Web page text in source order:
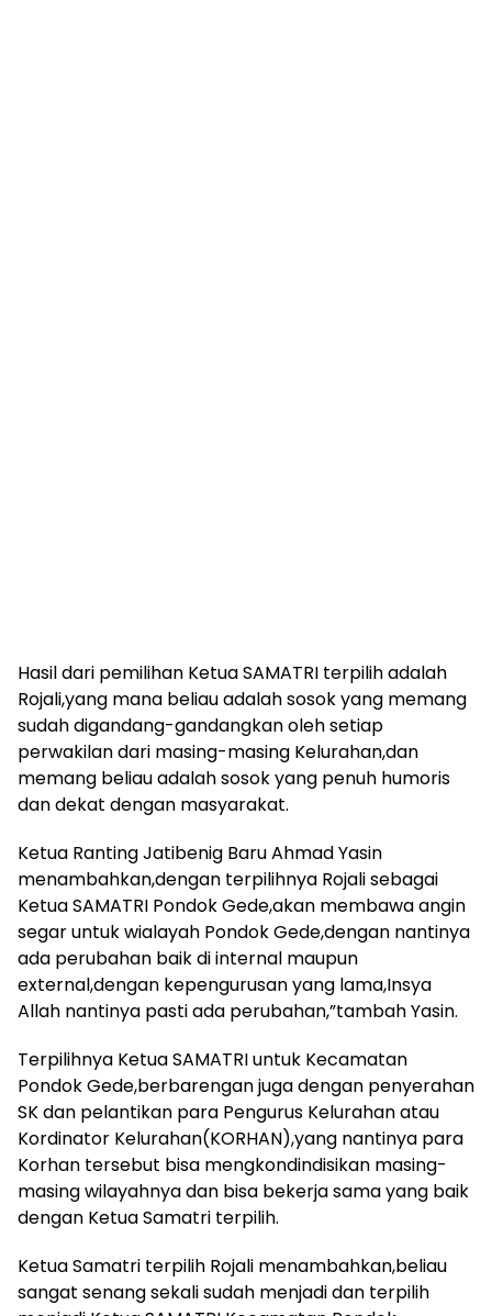
Hasil dari pemilihan Ketua SAMATRI terpilih adalah
Rojali,yang mana beliau adalah sosok yang memang
sudah digandang-gandangkan oleh setiap
perwakilan dari masing-masing Kelurahan,dan
memang beliau adalah sosok yang penuh humoris
dan dekat dengan masyarakat.
Ketua Ranting Jatibenig Baru Ahmad Yasin
menambahkan,dengan terpilihnya Rojali sebagai
Ketua SAMATRI Pondok Gede,akan membawa angin
segar untuk wialayah Pondok Gede,dengan nantinya
ada perubahan baik di internal maupun
external,dengan kepengurusan yang lama,Insya
Allah nantinya pasti ada perubahan,”tambah Yasin.
Terpilihnya Ketua SAMATRI untuk Kecamatan
Pondok Gede,berbarengan juga dengan penyerahan
SK dan pelantikan para Pengurus Kelurahan atau
Kordinator Kelurahan(KORHAN),yang nantinya para
Korhan tersebut bisa mengkondindisikan masing-
masing wilayahnya dan bisa bekerja sama yang baik
dengan Ketua Samatri terpilih.
Ketua Samatri terpilih Rojali menambahkan,beliau
sangat senang sekali sudah menjadi dan terpilih